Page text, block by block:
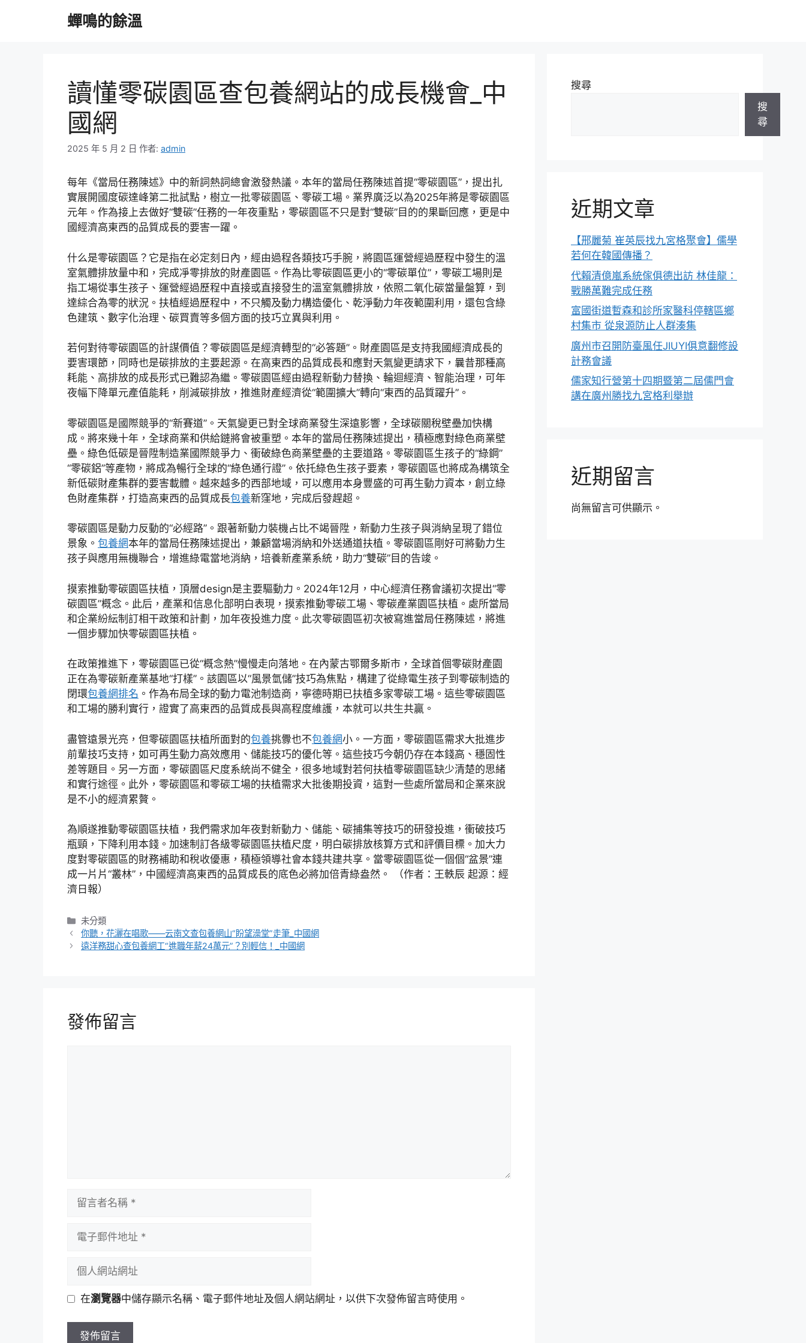
蟬鳴的餘溫
讀懂零碳園區查包養網站的成長機會_中
國網
2025 年 5 月 2 日 作者: admin
每年《當局任務陳述》中的新詞熱詞總會激發熱議。本年的當局任務陳述首提“零碳園區”，提出扎
實展開國度碳達峰第二批試點，樹立一批零碳園區、零碳工場。業界廣泛以為2025年將是零碳園區
元年。作為接上去做好“雙碳”任務的一年夜重點，零碳園區不只是對“雙碳”目的的果斷回應，更是中
國經濟高東西的品質成長的要害一躍。
什么是零碳園區？它是指在必定刻日內，經由過程各類技巧手腕，將園區運營經過歷程中發生的溫
室氣體排放量中和，完成凈零排放的財產園區。作為比零碳園區更小的“零碳單位”，零碳工場則是
指工場從事生孩子、運營經過歷程中直接或直接發生的溫室氣體排放，依照二氧化碳當量盤算，到
達綜合為零的狀況。扶植經過歷程中，不只觸及動力構造優化、乾淨動力年夜範圍利用，還包含綠
色建筑、數字化治理、碳買賣等多個方面的技巧立異與利用。
若何對待零碳園區的計謀價值？零碳園區是經濟轉型的“必答題”。財產園區是支持我國經濟成長的
要害環節，同時也是碳排放的主要起源。在高東西的品質成長和應對天氣變更請求下，曩昔那種高
耗能、高排放的成長形式已難認為繼。零碳園區經由過程新動力替換、輪迴經濟、智能治理，可年
夜幅下降單元產值能耗，削減碳排放，推進財產經濟從“範圍擴大”轉向“東西的品質躍升”。
零碳園區是國際競爭的“新賽道”。天氣變更已對全球商業發生深遠影響，全球碳關稅壁壘加快構
成。將來幾十年，全球商業和供給鏈將會被重塑。本年的當局任務陳述提出，積極應對綠色商業壁
壘。綠色低碳是晉陞制造業國際競爭力、衝破綠色商業壁壘的主要道路。零碳園區生孩子的“綠鋼”
“零碳鋁”等產物，將成為暢行全球的“綠色通行證”。依托綠色生孩子要素，零碳園區也將成為構筑全
新低碳財產集群的要害載體。越來越多的西部地域，可以應用本身豐盛的可再生動力資本，創立綠
色財產集群，打造高東西的品質成長包養新窪地，完成后發趕超。
零碳園區是動力反動的“必經路”。跟著新動力裝機占比不竭晉陞，新動力生孩子與消納呈現了錯位
景象。 包養網本年的當局任務陳述提出，兼顧當場消納和外送通道扶植。零碳園區剛好可將動力生
孩子與應用無機聯合，增進綠電當地消納，培養新產業系統，助力“雙碳”目的告竣。
摸索推動零碳園區扶植，頂層design是主要驅動力。2024年12月，中心經濟任務會議初次提出“零
碳園區”概念。此后，產業和信息化部明白表現，摸索推動零碳工場、零碳產業園區扶植。處所當局
和企業紛紜制訂相干政策和計劃，加年夜投進力度。此次零碳園區初次被寫進當局任務陳述，將進
一個步驟加快零碳園區扶植。
在政策推進下，零碳園區已從“概念熱”慢慢走向落地。在內蒙古鄂爾多斯市，全球首個零碳財產園
正在為零碳新產業基地“打樣”。該園區以“風景氫儲”技巧為焦點，構建了從綠電生孩子到零碳制造的
閉環包養網排名 。作為布局全球的動力電池制造商，寧德時期已扶植多家零碳工場。這些零碳園區
和工場的勝利實行，證實了高東西的品質成長與高程度維護，本就可以共生共贏。
盡管遠景光亮，但零碳園區扶植所面對的包養挑釁也不包養網小。一方面，零碳園區需求大批進步
前輩技巧支持，如可再生動力高效應用、儲能技巧的優化等。這些技巧今朝仍存在本錢高、穩固性
差等題目。另一方面，零碳園區尺度系統尚不健全，很多地域對若何扶植零碳園區缺少清楚的思緒
和實行途徑。此外，零碳園區和零碳工場的扶植需求大批後期投資，這對一些處所當局和企業來說
是不小的經濟累贅。
為順遂推動零碳園區扶植，我們需求加年夜對新動力、儲能、碳捕集等技巧的研發投進，衝破技巧
瓶頸，下降利用本錢。加速制訂各級零碳園區扶植尺度，明白碳排放核算方式和評價目標。加大力
度對零碳園區的財務補助和稅收優惠，積極領導社會本錢共建共享。當零碳園區從一個個“盆景”連
成一片片“叢林”，中國經濟高東西的品質成長的底色必將加倍青綠盎然。 （作者：王軼辰 起源：經
濟日報）
分
類
未分類
你聽，花灑在唱歌——云南文查包養網山“盼望澡堂”走筆_中國網
遠洋務甜心查包養網工“進職年薪24萬元”？別輕信！_中國網
發佈留言
址
網
網
在瀏覽器中儲存顯示名稱、電子郵件地址及個人網站網址，以供下次發佈留言時使用。
搜尋
搜
尋
近期文章
【邢麗菊 崔英辰找九宮格聚會】儒學
若何在韓國傳播？
代賴清億嵐系統傢俱德出訪 林佳龍：
戰勝萬難完成任務
富國街道暫森和診所家醫科停轄區鄉
村集市 從泉源防止人群湊集
廣州市召開防臺風任JIUYI俱意翻修設
計務會議
儒家知行營第十四期暨第二屆儒門會
講在廣州勝找九宮格利舉辦
近期留言
尚無留言可供顯示。